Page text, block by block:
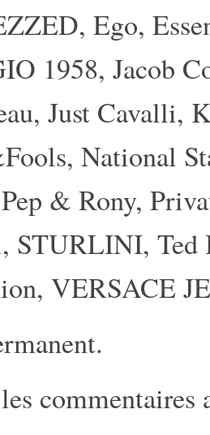
, Ego,
1958, Jacob
, Just Cavalli,
, National
Pep & Rony,
, STURLINI, Ted
, VERSACE
.
commentaires